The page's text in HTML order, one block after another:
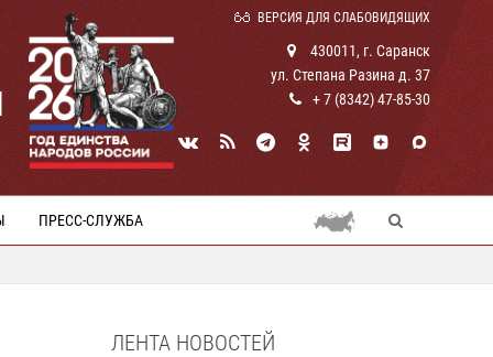
ВЕРСИЯ ДЛЯ СЛАБОВИДЯЩИХ
430011, г. Саранск
ул. Степана Разина д. 37
+ 7 (8342) 47-85-30
ПРЕСС-СЛУЖБА
ЛЕНТА НОВОСТЕЙ